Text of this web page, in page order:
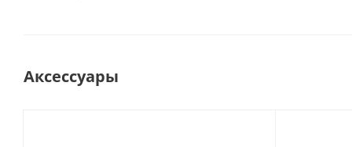
Аксессуары